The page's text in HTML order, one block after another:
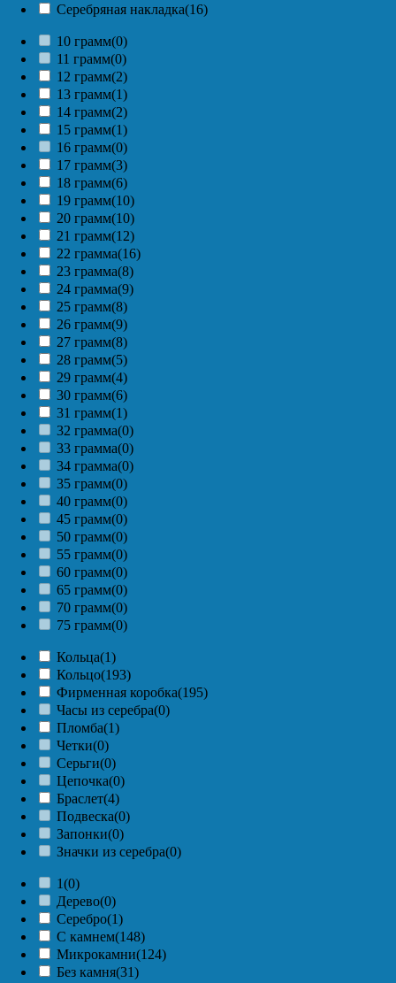
Серебряная накладка(16)
10 грамм(0)
11 грамм(0)
12 грамм(2)
13 грамм(1)
14 грамм(2)
15 грамм(1)
16 грамм(0)
17 грамм(3)
18 грамм(6)
19 грамм(10)
20 грамм(10)
21 грамм(12)
22 грамма(16)
23 грамма(8)
24 грамма(9)
25 грамм(8)
26 грамм(9)
27 грамм(8)
28 грамм(5)
29 грамм(4)
30 грамм(6)
31 грамм(1)
32 грамма(0)
33 грамма(0)
34 грамма(0)
35 грамм(0)
40 грамм(0)
45 грамм(0)
50 грамм(0)
55 грамм(0)
60 грамм(0)
65 грамм(0)
70 грамм(0)
75 грамм(0)
Кольца(1)
Кольцо(193)
Фирменная коробка(195)
Часы из серебра(0)
Пломба(1)
Четки(0)
Серьги(0)
Цепочка(0)
Браслет(4)
Подвеска(0)
Запонки(0)
Значки из серебра(0)
1(0)
Дерево(0)
Серебро(1)
С камнем(148)
Микрокамни(124)
Без камня(31)